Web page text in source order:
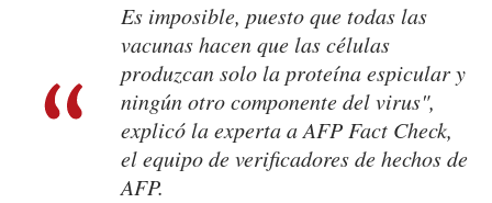
Es imposible, puesto que todas las
vacunas hacen que las células
produzcan solo la proteína espicular y
ningún otro componente del virus",
explicó la experta a AFP Fact Check,
el equipo de verificadores de hechos de
AFP.